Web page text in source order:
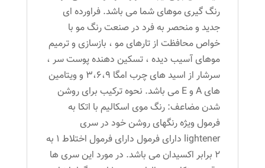
رنگ گیری موهای شما می باشد. فراورده ای
جدید و منحصر به فرد در صنعت رنگ مو با
خواص محافظت از تارهای مو ، بازسازی و ترمیم
موهای آسیب دیده ، تسکین دهنده پوست سر ،
سرشار از اسید های چرب امگا 3،6،9 و ویتامین
های A و E می باشد. نحوه ترکیب برای روشن
شدن مضاعف: رنگ موی اسکالیم با اتکا به
فرمول ویژه رنگهای روشن خود در سری
lightener دارای فرمول دارای فرمول اختلاط 1 به
2 برابر اکسیدان می باشد. در مورد این سری ها